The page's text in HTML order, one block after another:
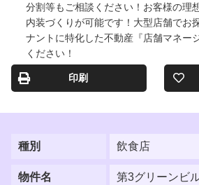
分割等もご相談ください！お客様の理
内装づくりが可能です！大型店舗でお
ナントに特化した不動産『店舗マネー
ください！
印刷
種別 飲食店
物件名 第3グリーンビ